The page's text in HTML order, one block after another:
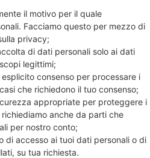
il motivo per il quale
Facciamo questo per mezzo di
privacy;
di dati personali solo ai dati
legittimi;
consenso per processare i
che richiedono il tuo consenso;
appropriate per proteggere i
anche da parti che
per nostro conto;
di accesso ai tuoi dati personali o di
su tua richiesta.